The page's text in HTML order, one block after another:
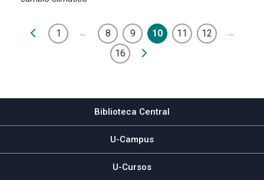
1 ... 8 9 10 11 12
...
16
Biblioteca Central
U-Campus
U-Cursos